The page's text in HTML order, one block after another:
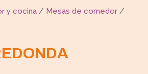
y cocina/ Mesas de comedor/